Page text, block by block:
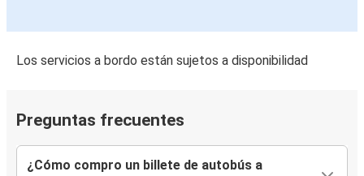
Los servicios a bordo están sujetos a disponibilidad
Preguntas frecuentes
¿Cómo compro un billete de autobús a